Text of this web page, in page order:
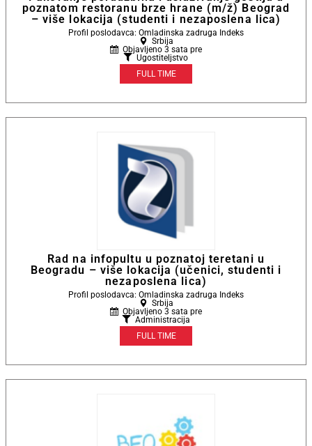
poznatom restoranu brze hrane (m/ž) Beograd
– više lokacija (studenti i nezaposlena lica)
Profil poslodavca: Omladinska zadruga Indeks
Srbija
Objavljeno 3 sata pre
Ugostiteljstvo
FULL TIME
Rad na infopultu u poznatoj teretani u
Beogradu – više lokacija (učenici, studenti i
nezaposlena lica)
Profil poslodavca: Omladinska zadruga Indeks
Srbija
Objavljeno 3 sata pre
Administracija
FULL TIME